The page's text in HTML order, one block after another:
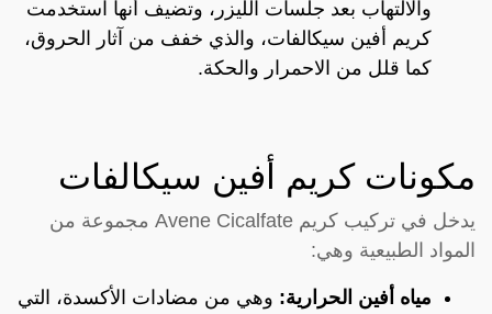
والالتهاب بعد جلسات الليزر، وتضيف أنها استخدمت
كريم أفين سيكالفات، والذي خفف من آثار الحروق،
كما قلل من الاحمرار والحكة.
مكونات كريم أفين سيكالفات
يدخل في تركيب كريم Avene Cicalfate مجموعة من
المواد الطبيعية وهي:
مياه أفين الحرارية: وهي من مضادات الأكسدة، التي